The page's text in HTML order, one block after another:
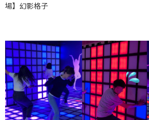
場】幻影格子